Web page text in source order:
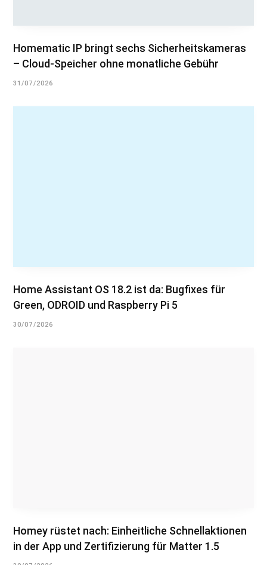
Homematic IP bringt sechs Sicherheitskameras
– Cloud-Speicher ohne monatliche Gebühr
31/07/2026
Home Assistant OS 18.2 ist da: Bugfixes für
Green, ODROID und Raspberry Pi 5
30/07/2026
Homey rüstet nach: Einheitliche Schnellaktionen
in der App und Zertifizierung für Matter 1.5